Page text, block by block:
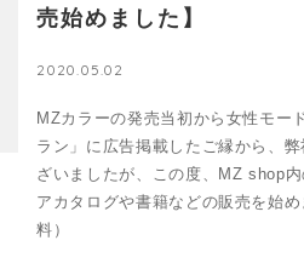
売始めました】
2020.05.02
MZカラーの発売当初から女性モー
ラン」に広告掲載したご縁から、
ざいましたが、この度、MZ shop
アカタログや書籍などの販売を始
料）